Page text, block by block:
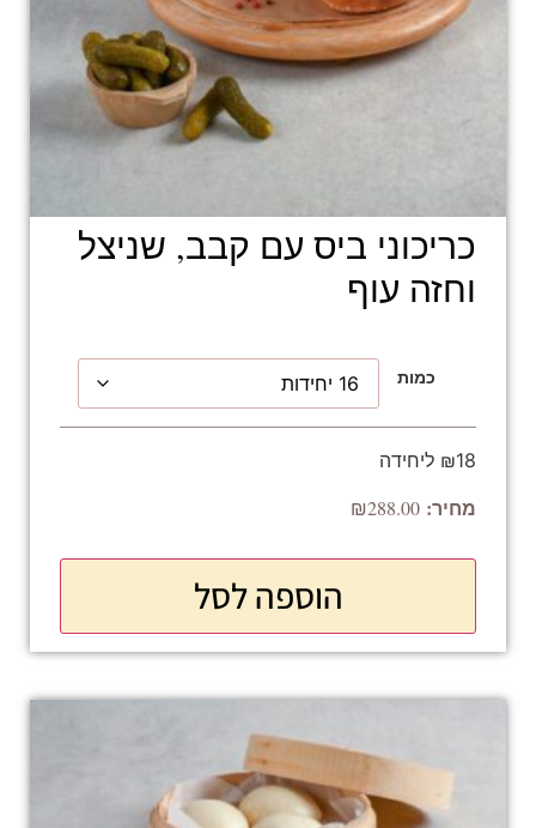
כריכוני ביס עם קבב, שניצל
וחזה עוף
כמות
₪18 ליחידה
₪288.00
הוספה לסל